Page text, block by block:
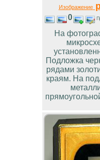
Изображение
0
На
Подложка
рядами
краям. На